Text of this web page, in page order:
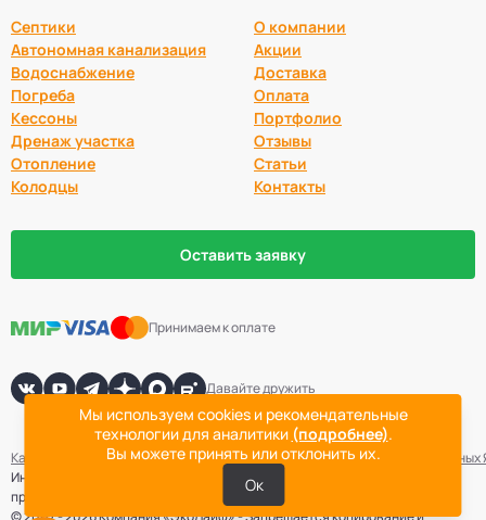
Септики
Автономная канализация
Водоснабжение
Погреба
Кессоны
Дренаж участка
Отопление
Колодцы
О компании
Акции
Доставка
Оплата
Портфолио
Отзывы
Статьи
Контакты
Оставить заявку
Принимаем к оплате
Давайте дружить
Информация не является публичной офертой. Точная стоимость
проведения работ определяется после выезда специалиста компании.
© 2007 - 2026 Компания «ЭкоЛайф» - Запрещается копирование и
Карта сайта Политика конфиденциальностиСогласие на обработку
Мы используем cookies и рекомендательные
технологии для аналитики (подробнее).
Вы можете принять или отклонить их.
Ок